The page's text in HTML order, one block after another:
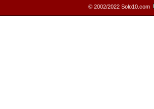
© 2002/2022 Solo10.com